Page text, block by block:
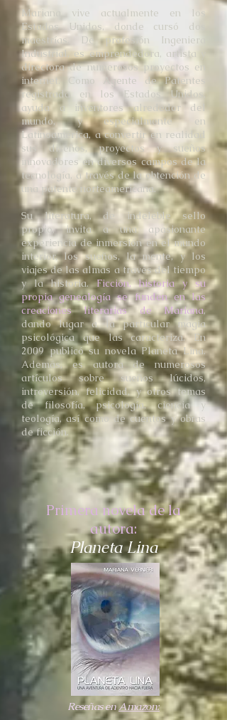
Mariana vive actualmente en los
Estados Unidos, donde cursó dos
maestrías. De profesión Ingeniera
Industrial, es emprendedora, artista y
directora de numerosos proyectos en
internet. Como Agente de Patentes
registrada en los Estados Unidos,
ayuda a inventores alrededor del
mundo, y especialmente en
Latinoamérica, a convertir en realidad
sus diseños, proyectos y sueños
innovadores en diversos campos de la
tecnología, a través de la obtención de
una patente norteamericana.
Su literatura, de indeleble sello
propio, invita a una apasionante
experiencia de inmersión en el mundo
interior, los sueños, la mente, y los
viajes de las almas a través del tiempo
y la historia.Ficción, historia y su
propia genealogía se funden en las
creaciones literarias de Mariana,
dando lugar a la particular magia
psicológica que las caracteriza. En
2009 publicó su novela Planeta Lina.
Además, es autora de numerosos
artículos sobre sueños lúcidos,
introversión, felicidad, y otros temas
de filosofía, psicología, ciencia y
teología, así como de cuentos y obras
de ficción.
Primera novela de la
autora:
Planeta Lina
Reseñas enAmazon: